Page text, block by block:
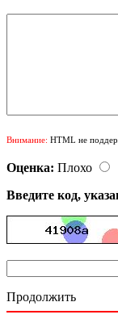
Внимание: HTML не
Оценка: Плохо
Введите код,
Продолжить